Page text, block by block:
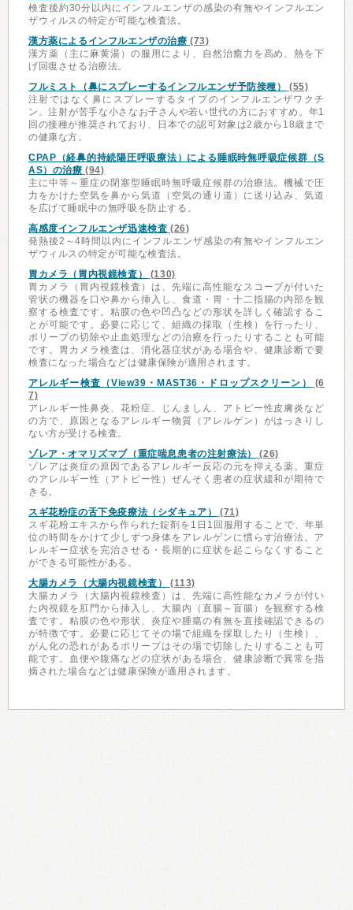
検査後約30分以内にインフルエンザの感染の有無やインフルエン
ザウィルスの特定が可能な検査法。
漢方薬によるインフルエンザの治療 (73)
漢方薬（主に麻黄湯）の服用により、自然治癒力を高め、熱を下
げ回復させる治療法。
フルミスト（鼻にスプレーするインフルエンザ予防接種）
(55)
注射ではなく鼻にスプレーするタイプのインフルエンザワクチ
ン。注射が苦手な小さなお子さんや若い世代の方におすすめ。年1
回の接種が推奨されており、日本での認可対象は2歳から18歳まで
の健康な方。
CPAP（経鼻的持続陽圧呼吸療法）による睡眠時無呼吸症候群（S
AS）の治療 (94)
主に中等～重症の閉塞型睡眠時無呼吸症候群の治療法。機械で圧
力をかけた空気を鼻から気道（空気の通り道）に送り込み、気道
を広げて睡眠中の無呼吸を防止する。
高感度インフルエンザ迅速検査 (26)
発熱後2～4時間以内にインフルエンザ感染の有無やインフルエン
ザウィルスの特定が可能な検査法。
胃カメラ（胃内視鏡検査）
(130)
胃カメラ（胃内視鏡検査）は、先端に高性能なスコープが付いた
管状の機器を口や鼻から挿入し、食道・胃・十二指腸の内部を観
察する検査です。粘膜の色や凹凸などの形状を詳しく確認するこ
とが可能です。必要に応じて、組織の採取（生検）を行ったり、
ポリープの切除や止血処理などの治療を行ったりすることも可能
です。胃カメラ検査は、消化器症状がある場合や、健康診断で要
検査になった場合などは健康保険が適用されます。
アレルギー検査（View39・MAST36・ドロップスクリーン）
(6
7)
アレルギー性鼻炎、花粉症、じんましん、アトピー性皮膚炎など
の方で、原因となるアレルギー物質（アレルゲン）がはっきりし
ない方が受ける検査。
ゾレア・オマリズマブ（重症喘息患者の注射療法）
(26)
ゾレアは炎症の原因であるアレルギー反応の元を抑える薬。重症
のアレルギー性（アトピー性）ぜんそく患者の症状緩和が期待で
きる。
スギ花粉症の舌下免疫療法（シダキュア）
(71)
スギ花粉エキスから作られた錠剤を1日1回服用することで、年単
位の時間をかけて少しずつ身体をアレルゲンに慣らす治療法。ア
レルギー症状を完治させる・長期的に症状を起こらなくすること
ができる可能性がある。
大腸カメラ（大腸内視鏡検査）
(113)
大腸カメラ（大腸内視鏡検査）は、先端に高性能なカメラが付い
た内視鏡を肛門から挿入し、大腸内（直腸～盲腸）を観察する検
査です。粘膜の色や形状、炎症や腫瘍の有無を直接確認できるの
が特徴です。必要に応じてその場で組織を採取したり（生検）、
がん化の恐れがあるポリープはその場で切除したりすることも可
能です。血便や腹痛などの症状がある場合、健康診断で異常を指
摘された場合などは健康保険が適用されます。